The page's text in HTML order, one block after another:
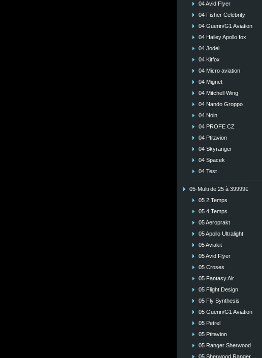
04 Avid Flyer
04 Fisher Celebrity
04 Guerin/G1 Aviation
04 Halley Apollo fox
04 Jodel
04 Kitfox
04 Micro aviation
04 Mignet
04 Mitchell Wing
04 Nando Groppo
04 Noin
04 PROFE CZ
04 Ptitavion
04 Skyranger
04 Spacek
04 Test
05-Multi de 25 à 39999€
05 2 Temps
05 4 Temps
05 Aeroprakt
05 Apollo Ultralight
05 Aviakit
05 Avid Flyer
05 Croses
05 Fantasy Air
05 Flight Design
05 Fly Synthesis
05 Guerin/G1 Aviation
05 Petrel
05 Ptitavion
05 Ranger Sherwood
05 Sherwood Ranger